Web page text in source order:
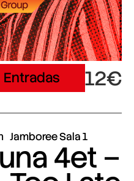
Entradas 12€
Jamboree Sala 1
4et –